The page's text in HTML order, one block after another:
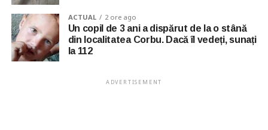
ACTUAL 2 ore ago
Un copil de 3 ani a dispărut de la o stână
din localitatea Corbu. Dacă îl vedeți, sunați
la 112
ADVERTISEMENT